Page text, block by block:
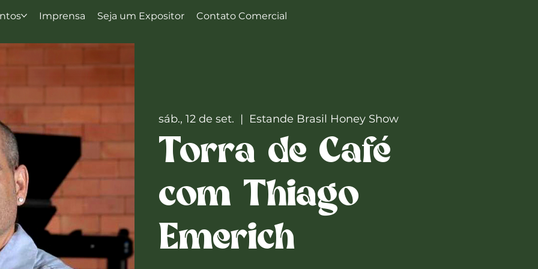
Imprensa Seja um Expositor Contato Comercial
sáb., 12 de set.
  |
Estande Brasil Honey Show
Torra de Café
com Thiago
Emerich